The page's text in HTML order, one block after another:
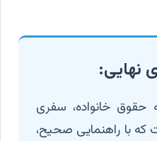
نهایی:
حقوق خانواده، سفری
که با راهنمایی صحیح،